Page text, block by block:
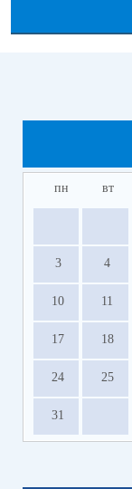
пн вт
3 4
10 11
17 18
24 25
31